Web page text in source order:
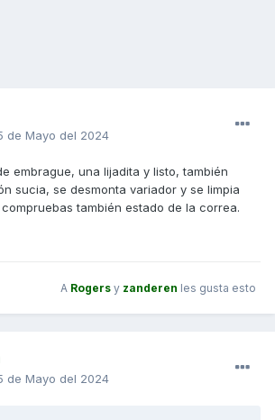
de Mayo del 2024
embrague, una lijadita y listo, también
sucia, se desmonta variador y se limpia
también estado de la correa.
A Rogers y zanderen les gusta esto
de Mayo del 2024